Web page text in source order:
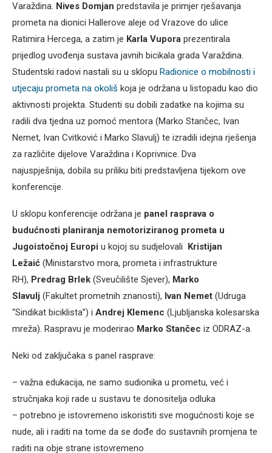
Varaždina. Nives Domjan predstavila je primjer rješavanja
prometa na dionici Hallerove aleje od Vrazove do ulice
Ratimira Hercega, a zatim je Karla Vupora prezentirala
prijedlog uvođenja sustava javnih bicikala grada Varaždina.
Studentski radovi nastali su u sklopu Radionice o mobilnosti i
utjecaju prometa na okoliš koja je održana u listopadu kao dio
aktivnosti projekta. Studenti su dobili zadatke na kojima su
radili dva tjedna uz pomoć mentora (Marko Stančec, Ivan
Nemet, Ivan Cvitković i Marko Slavulj) te izradili idejna rješenja
za različite dijelove Varaždina i Koprivnice. Dva
najuspješnija, dobila su priliku biti predstavljena tijekom ove
konferencije.
U sklopu konferencije održana je panel rasprava o
budućnosti planiranja nemotoriziranog prometa u
Jugoistočnoj Europi u kojoj su sudjelovali Kristijan
Ležaić (Ministarstvo mora, prometa i infrastrukture
RH), Predrag Brlek (Sveučilište Sjever), Marko
Slavulj (Fakultet prometnih znanosti), Ivan Nemet (Udruga
“Sindikat biciklista”) i Andrej Klemenc (Ljubljanska kolesarska
mreža). Raspravu je moderirao Marko Stančec iz ODRAZ-a.
Neki od zaključaka s panel rasprave:
– važna edukacija, ne samo sudionika u prometu, već i
stručnjaka koji rade u sustavu te donositelja odluka
– potrebno je istovremeno iskoristiti sve mogućnosti koje se
nude, ali i raditi na tome da se dođe do sustavnih promjena te
raditi na obje strane istovremeno